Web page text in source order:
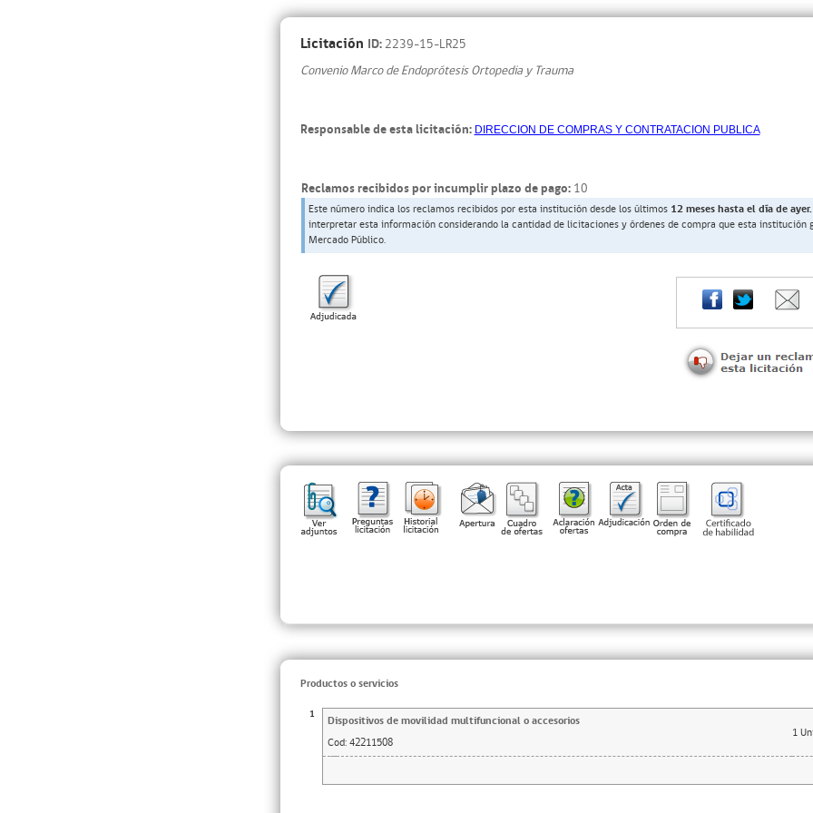
Licitación ID: 2239-15-LR25
Convenio Marco de Endoprótesis Ortopedia y Trauma
Responsable de esta licitación:DIRECCION DE COMPRAS Y CONTRATACION PUBLICA
Reclamos recibidos por incumplir plazo de pago: 10
Este número indica los reclamos recibidos por esta institución desde los últimos 12 meses hasta el día de ayer.
interpretar esta información considerando la cantidad de licitaciones y órdenes de compra que esta institución
Mercado Público.
Productos o servicios
1 Dispositivos de movilidad multifuncional o accesorios
1
Cod: 42211508